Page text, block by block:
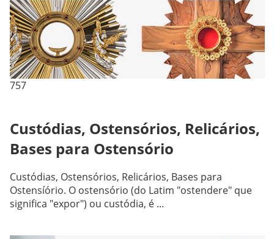
757
Custódias, Ostensórios, Relicários,
Bases para Ostensório
Custódias, Ostensórios, Relicários, Bases para
Ostensíório. O ostensório (do Latim "ostendere" que
significa "expor") ou custódia, é ...